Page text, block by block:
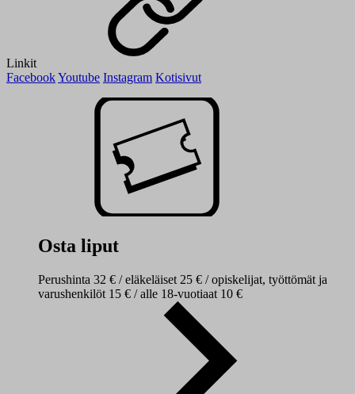
Linkit
FacebookYoutube Instagram Kotisivut
Osta liput
Perushinta 32 € / eläkeläiset 25 € / opiskelijat, työttömät ja
varushenkilöt 15 € / alle 18-vuotiaat 10 €